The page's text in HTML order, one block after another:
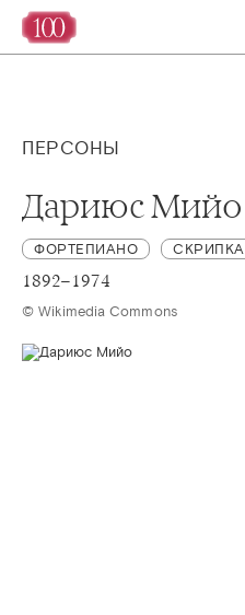
ПЕРСОНЫ
Дариюс Мийо
ФОРТЕПИАНО СКРИПКА
1892–1974
© Wikimedia Commons